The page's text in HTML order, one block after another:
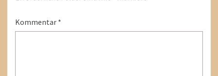
Kommentar *